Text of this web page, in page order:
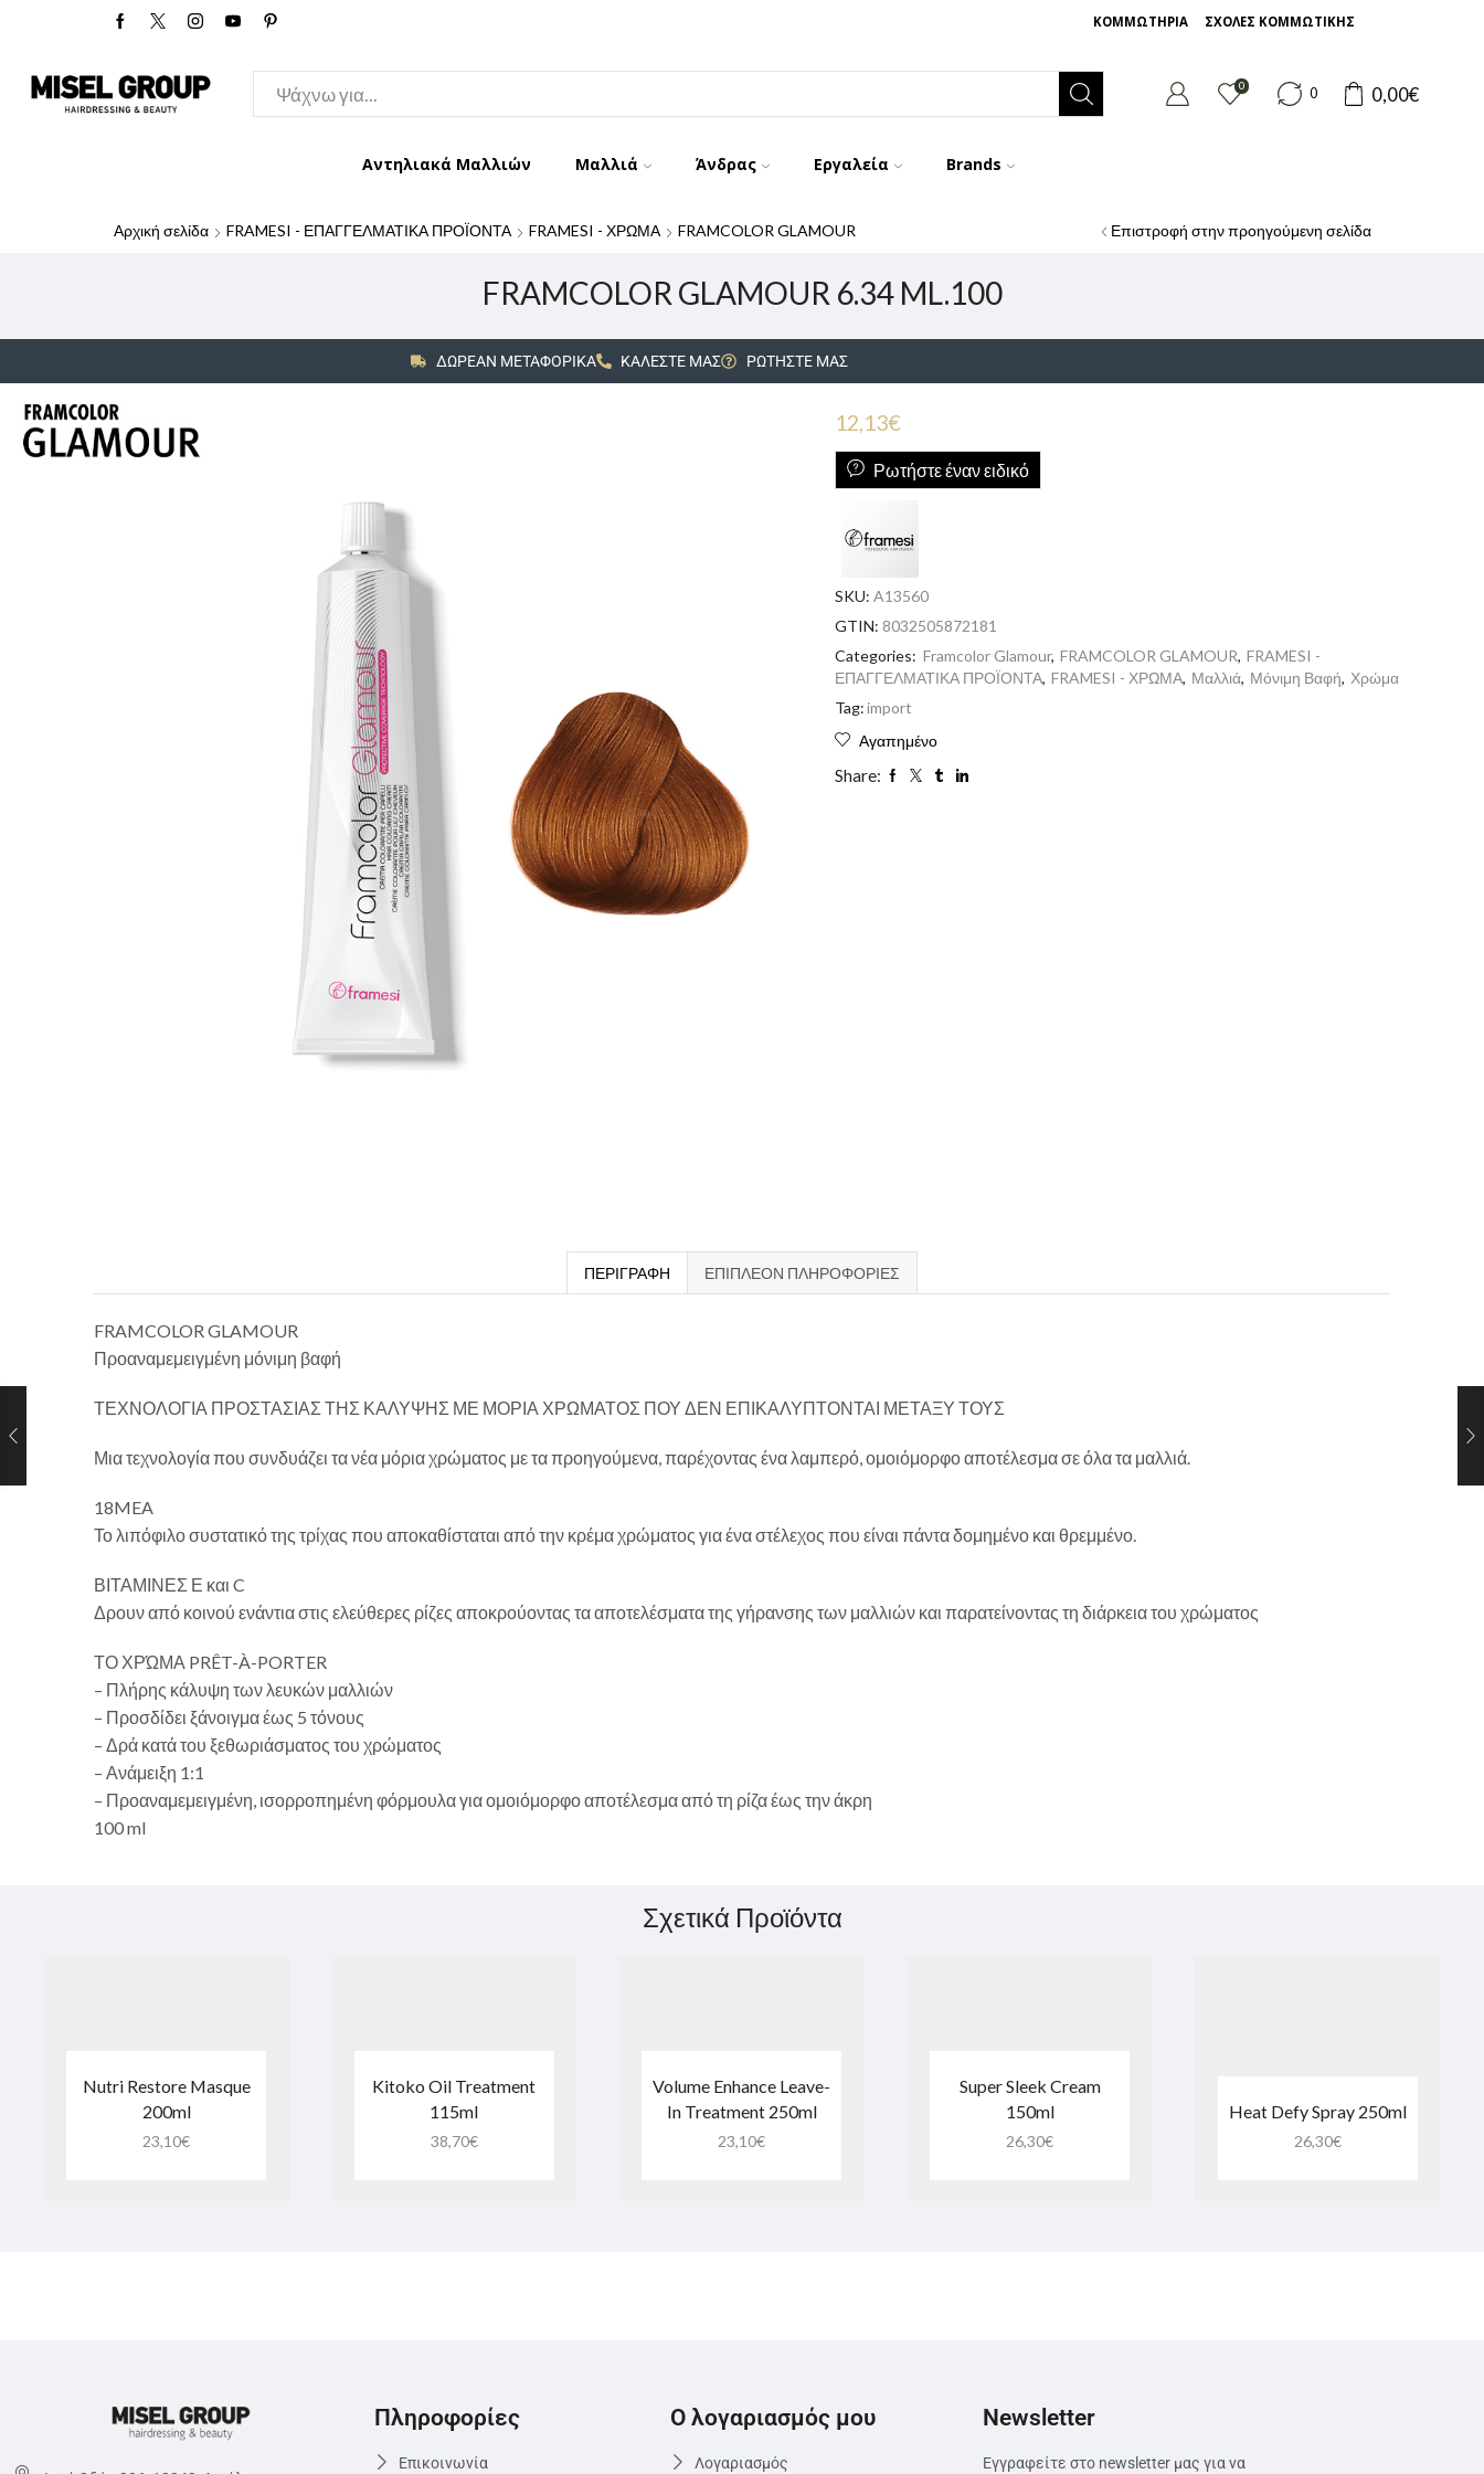
ΚΟΜΜΩΤΗΡΙΑ ΣΧΟΛΕΣ ΚΟΜΜΩΤΙΚΗΣ
0 0 0,00€
Αντηλιακά Μαλλιών Μαλλιά Άνδρας Εργαλεία Brands
Αρχική σελίδα FRAMESI - ΕΠΑΓΓΕΛΜΑΤΙΚΑ ΠΡΟΪΟΝΤΑ FRAMESI - ΧΡΩΜΑ FRAMCOLOR GLAMOUR Επιστροφή στην προηγούμενη σελίδα
FRAMCOLOR GLAMOUR 6.34 ML.100
ΔΩΡΕΑΝ ΜΕΤΑΦΟΡΙΚΑ ΚΑΛΕΣΤΕ ΜΑΣ ΡΩΤΗΣΤΕ ΜΑΣ
12,13€
Ρωτήστε έναν ειδικό
SKU: A13560
GTIN: 8032505872181
Categories: Framcolor Glamour, FRAMCOLOR GLAMOUR, FRAMESI -
ΕΠΑΓΓΕΛΜΑΤΙΚΑ ΠΡΟΪΟΝΤΑ, FRAMESI - ΧΡΩΜΑ, Μαλλιά, Μόνιμη Βαφή, Χρώμα
Tag:import
Αγαπημένο
Share:
ΠΕΡΙΓΡΑΦΉ ΕΠΙΠΛΈΟΝ ΠΛΗΡΟΦΟΡΊΕΣ
FRAMCOLOR GLAMOUR
Προαναμεμειγμένη μόνιμη βαφή
ΤΕΧΝΟΛΟΓΙΑ ΠΡΟΣΤΑΣΙΑΣ ΤΗΣ ΚΑΛΥΨΗΣ ΜΕ ΜΟΡΙΑ ΧΡΩΜΑΤΟΣ ΠΟΥ ΔΕΝ ΕΠΙΚΑΛΥΠΤΟΝΤΑΙ ΜΕΤΑΞΥ ΤΟΥΣ
Μια τεχνολογία που συνδυάζει τα νέα μόρια χρώματος με τα προηγούμενα, παρέχοντας ένα λαμπερό, ομοιόμορφο αποτέλεσμα σε όλα τα μαλλιά.
18MEA
Το λιπόφιλο συστατικό της τρίχας που αποκαθίσταται από την κρέμα χρώματος για ένα στέλεχος που είναι πάντα δομημένο και θρεμμένο.
ΒΙΤΑΜΙΝΕΣ Ε και C
Δρουν από κοινού ενάντια στις ελεύθερες ρίζες αποκρούοντας τα αποτελέσματα της γήρανσης των μαλλιών και παρατείνοντας τη διάρκεια του χρώματος
ΤΟ ΧΡΏΜΑ PRÊT-À-PORTER
– Πλήρης κάλυψη των λευκών μαλλιών
– Προσδίδει ξάνοιγμα έως 5 τόνους
– Δρά κατά του ξεθωριάσματος του χρώματος
– Ανάμειξη 1:1
– Προαναμεμειγμένη, ισορροπημένη φόρμουλα για ομοιόμορφο αποτέλεσμα από τη ρίζα έως την άκρη
100 ml
Σχετικά Προϊόντα
Nutri Restore Masque
200ml
23,10€
Kitoko Oil Treatment
115ml
38,70€
Volume Enhance Leave-
In Treatment 250ml
23,10€
Super Sleek Cream
150ml
26,30€
Heat Defy Spray 250ml
26,30€
Πληροφορίες
Επικοινωνία
Ο λογαριασμός μου
Λογαριασμός
Newsletter
Εγγραφείτε στο newsletter μας για να